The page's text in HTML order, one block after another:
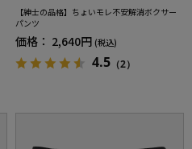
【紳士の品格】ちょいモレ不安解消ボクサー
パンツ
価格： 2,640円 (税込)
4.5 （2）